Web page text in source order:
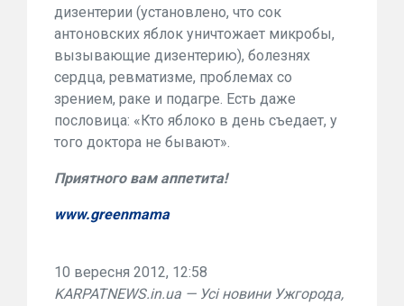
дизентерии (установлено, что сок
антоновских яблок уничтожает микробы,
вызывающие дизентерию), болезнях
сердца, ревматизме, проблемах со
зрением, раке и подагре. Есть даже
пословица: «Кто яблоко в день съедает, у
того доктора не бывают».
Приятного вам аппетита!
www.greenmama
10 вересня 2012, 12:58
KARPATNEWS.in.ua — Усі новини Ужгорода,